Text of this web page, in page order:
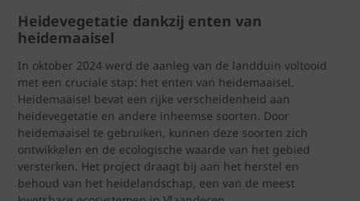
Heidevegetatie dankzij enten van
heidemaaisel
In oktober 2024 werd de aanleg van de landduin voltooid
met een cruciale stap: het enten van heidemaaisel.
Heidemaaisel bevat een rijke verscheidenheid aan
heidevegetatie en andere inheemse soorten. Door
heidemaaisel te gebruiken, kunnen deze soorten zich
ontwikkelen en de ecologische waarde van het gebied
versterken. Het project draagt bij aan het herstel en
behoud van het heidelandschap, een van de meest